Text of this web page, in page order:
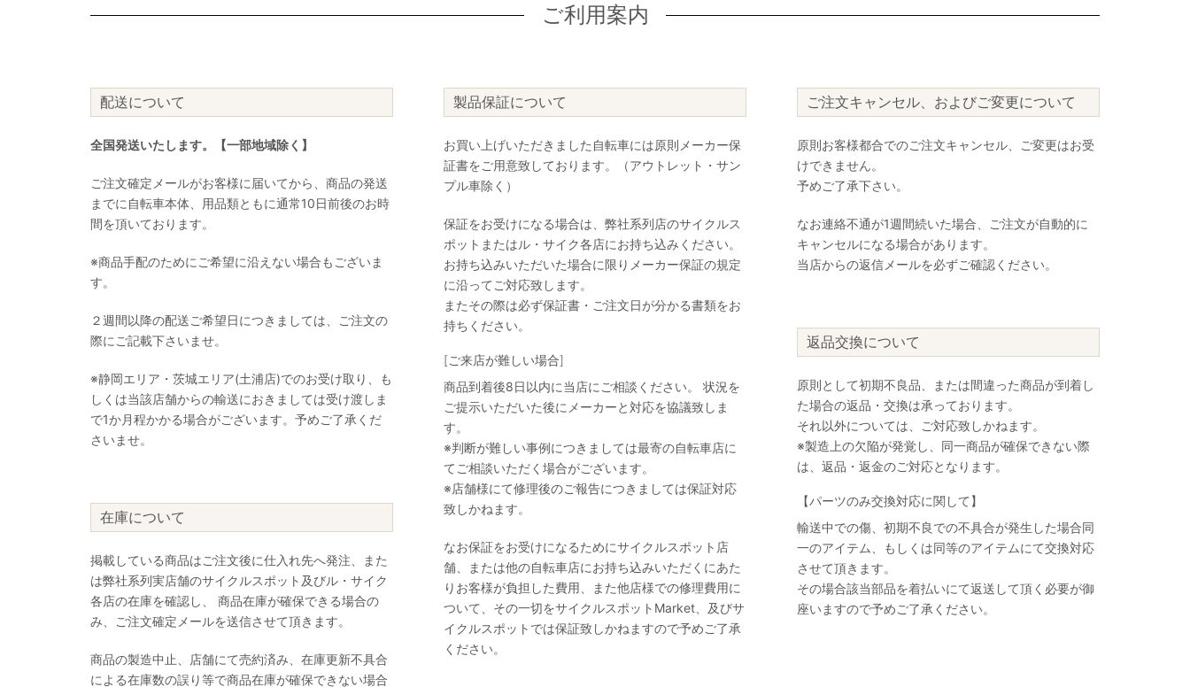
ご利用案内
配送について
全国発送いたします。【一部地域除く】
ご注文確定メールがお客様に届いてから、商品の発送
までに自転車本体、用品類ともに通常10日前後のお時
間を頂いております。
※商品手配のためにご希望に沿えない場合もございま
す。
２週間以降の配送ご希望日につきましては、ご注文の
際にご記載下さいませ。
※静岡エリア・茨城エリア(土浦店)でのお受け取り、も
しくは当該店舗からの輸送におきましては受け渡しま
で1か月程かかる場合がございます。予めご了承くだ
さいませ。
在庫について
掲載している商品はご注文後に仕入れ先へ発注、また
は弊社系列実店舗のサイクルスポット及びル・サイク
各店の在庫を確認し、 商品在庫が確保できる場合の
み、ご注文確定メールを送信させて頂きます。
商品の製造中止、店舗にて売約済み、在庫更新不具合
による在庫数の誤り等で商品在庫が確保できない場合
製品保証について
お買い上げいただきました自転車には原則メーカー保
証書をご用意致しております。（アウトレット・サン
プル車除く）
保証をお受けになる場合は、弊社系列店のサイクルス
ポットまたはル・サイク各店にお持ち込みください。
お持ち込みいただいた場合に限りメーカー保証の規定
に沿ってご対応致します。
またその際は必ず保証書・ご注文日が分かる書類をお
持ちください。
[ご来店が難しい場合]
商品到着後8日以内に当店にご相談ください。 状況を
ご提示いただいた後にメーカーと対応を協議致しま
す。
※判断が難しい事例につきましては最寄の自転車店に
てご相談いただく場合がございます。
※店舗様にて修理後のご報告につきましては保証対応
致しかねます。
なお保証をお受けになるためにサイクルスポット店
舗、または他の自転車店にお持ち込みいただくにあた
りお客様が負担した費用、また他店様での修理費用に
ついて、その一切をサイクルスポットMarket、及びサ
イクルスポットでは保証致しかねますので予めご了承
ください。
ご注文キャンセル、およびご変更について
原則お客様都合でのご注文キャンセル、ご変更はお受
けできません。
予めご了承下さい。
なお連絡不通が1週間続いた場合、ご注文が自動的に
キャンセルになる場合があります。
当店からの返信メールを必ずご確認ください。
返品交換について
原則として初期不良品、または間違った商品が到着し
た場合の返品・交換は承っております。
それ以外については、ご対応致しかねます。
※製造上の欠陥が発覚し、同一商品が確保できない際
は、返品・返金のご対応となります。
【パーツのみ交換対応に関して】
輸送中での傷、初期不良での不具合が発生した場合同
一のアイテム、もしくは同等のアイテムにて交換対応
させて頂きます。
その場合該当部品を着払いにて返送して頂く必要が御
座いますので予めご了承ください。